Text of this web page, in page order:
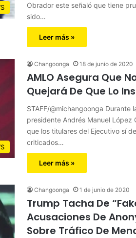
Obrador este señaló que tiene
sido…
Leer más »
Changoonga 18 de junio de 2020
AMLO Asegura Que
Quejará De Que Lo
STAFF/@michangoonga Durante
presidente Andrés Manuel López
que los titulares del Ejecutivo sí
criticados…
Leer más »
Changoonga 1 de junio de 2020
Trump Tacha De
Acusaciones De
Sobre Tráfico De